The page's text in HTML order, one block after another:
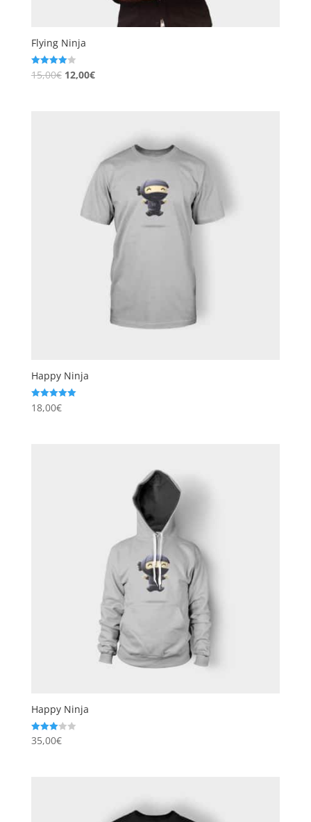
Flying Ninja
Note
4.00
15,00€ 12,00€
Happy Ninja
Note
5.00
18,00€
Happy Ninja
Note
3.00
35,00€